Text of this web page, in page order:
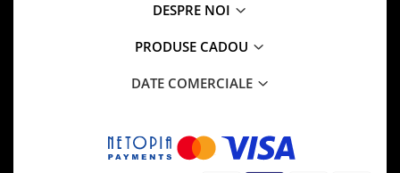
DESPRE NOI
PRODUSE CADOU
DATE COMERCIALE